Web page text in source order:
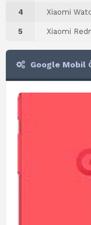
4 Xiaomi
5 Xiaomi
Google Mobil